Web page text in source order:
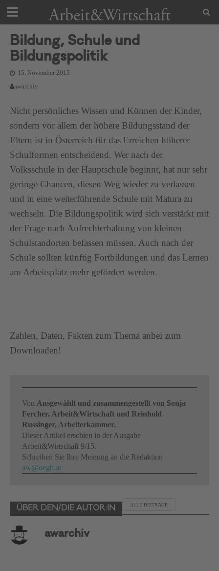
Bildung, Schule und
Bildungspolitik
15. November 2015
awarchiv
Nicht persönliches Wissen und Können der Kinder,
sondern vor allem der höhere Bildungsstand der
Eltern ist in Österreich für das Erreichen höherer
Schulformen entscheidend. Wer nach der
Volksschule in der Hauptschule beginnt, hat nur sehr
geringe Chancen, diesen Weg wieder zu verlassen
und in eine weiterführende Schule mit Matura zu
wechseln. Die Bildungspolitik wird sich verstärkt mit
der Frage nach Aufrechterhaltung von kleinen
Schulstandorten befassen müssen. Auch nach der
Schule sollten künftig Fortbildungen und das Lernen
am Arbeitsplatz mehr gefördert werden.
Zahlen, Daten, Fakten zum Thema anbei zum
Downloaden!
Von Ausgewählt und zusammengestellt von Sonja
Fercher, Arbeit&Wirtschaft und Reinhold
Russinger, Arbeiterkammer.
Dieser Artikel erschien in der Ausgabe
Arbeit&Wirtschaft 9/15.
Schreiben Sie Ihre Meinung an die Redaktion
aw@oegb.at
ÜBER DEN/DIE AUTOR:IN
ALLE BEITRÄGE
awarchiv